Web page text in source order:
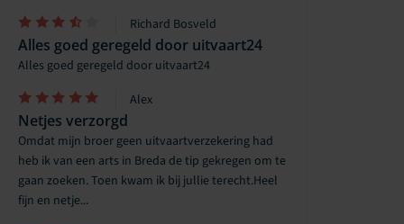
Richard Bosveld
Alles goed geregeld door uitvaart24
Alles goed geregeld door uitvaart24
Alex
Netjes verzorgd
Omdat mijn broer geen uitvaartverzekering had
heb ik van een arts in Breda de tip gekregen om te
gaan zoeken. Toen kwam ik bij jullie terecht.Heel
fijn en netje...